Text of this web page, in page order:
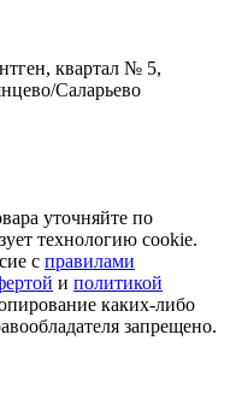
квартал № 5,
Саларьево
уточняйте по
технологию cookie.
с правилами
и политикой
каких-либо
запрещено.